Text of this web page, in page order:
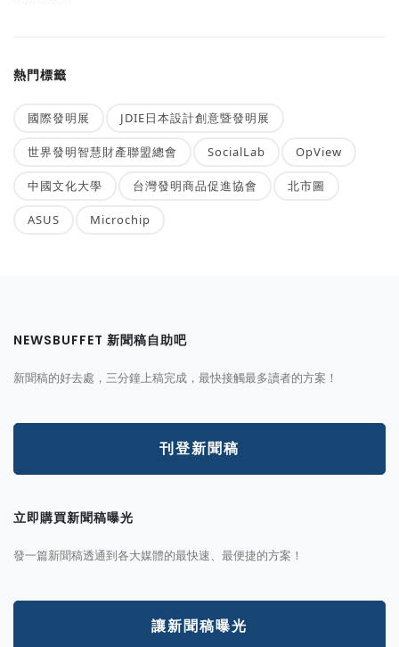
熱門標籤
國際發明展 JDIE日本設計創意暨發明展
世界發明智慧財產聯盟總會 SocialLab OpView
中國文化大學 台灣發明商品促進協會 北市圖
ASUS Microchip
NEWSBUFFET 新聞稿自助吧
新聞稿的好去處，三分鐘上稿完成，最快接觸最多讀者的方案！
刊登新聞稿
立即購買新聞稿曝光
發一篇新聞稿透通到各大媒體的最快速、最便捷的方案！
讓新聞稿曝光